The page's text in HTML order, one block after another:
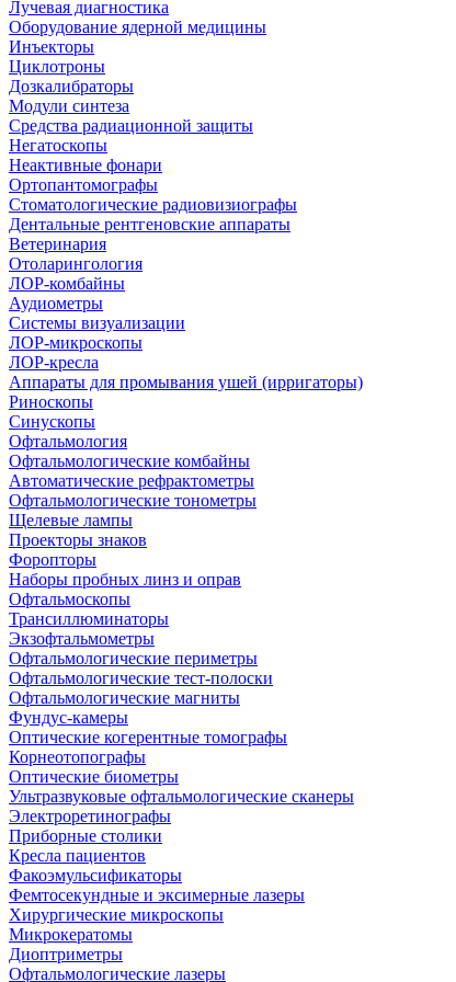
Лучевая диагностика
Оборудование ядерной медицины
Инъекторы
Циклотроны
Дозкалибраторы
Модули синтеза
Средства радиационной защиты
Негатоскопы
Неактивные фонари
Ортопантомографы
Стоматологические радиовизиографы
Дентальные рентгеновские аппараты
Ветеринария
Отоларингология
ЛОР-комбайны
Аудиометры
Системы визуализации
ЛОР-микроскопы
ЛОР-кресла
Аппараты для промывания ушей (ирригаторы)
Риноскопы
Синускопы
Офтальмология
Офтальмологические комбайны
Автоматические рефрактометры
Офтальмологические тонометры
Щелевые лампы
Проекторы знаков
Форопторы
Наборы пробных линз и оправ
Офтальмоскопы
Трансиллюминаторы
Экзофтальмометры
Офтальмологические периметры
Офтальмологические тест-полоски
Офтальмологические магниты
Фундус-камеры
Оптические когерентные томографы
Корнеотопографы
Оптические биометры
Ультразвуковые офтальмологические сканеры
Электроретинографы
Приборные столики
Кресла пациентов
Факоэмульсификаторы
Фемтосекундные и эксимерные лазеры
Хирургические микроскопы
Микрокератомы
Диоптриметры
Офтальмологические лазеры